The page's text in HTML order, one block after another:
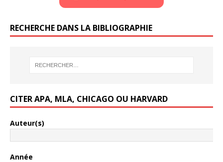
RECHERCHE DANS LA BIBLIOGRAPHIE
CITER APA, MLA, CHICAGO OU HARVARD
Auteur(s)
Année